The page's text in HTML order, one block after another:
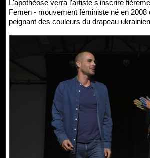
L'apothéose verra l'artiste s'inscrire
Femen - mouvement féministe né en 2008
peignant des couleurs du drapeau